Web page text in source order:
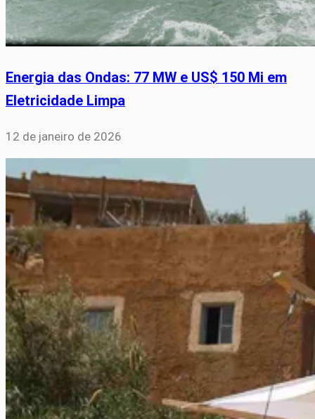
Energia das Ondas: 77 MW e US$ 150 Mi em
Eletricidade Limpa
12 de janeiro de 2026